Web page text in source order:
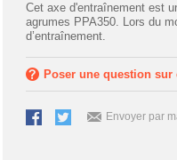
Cet axe d'entraînement est
agrumes PPA350. Lors du
d’entraînement.
Poser une question sur
Envoyer par